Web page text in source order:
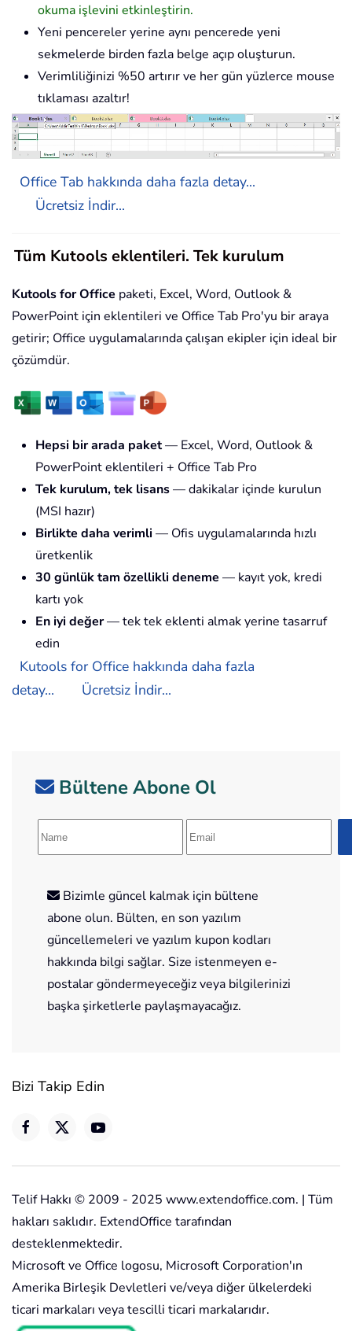
okuma işlevini etkinleştirin.
Yeni pencereler yerine aynı pencerede yeni
sekmelerde birden fazla belge açıp oluşturun.
Verimliliğinizi %50 artırır ve her gün yüzlerce mouse
tıklaması azaltır!
Office Tab hakkında daha fazla detay...
Ücretsiz İndir...
Tüm Kutools eklentileri. Tek kurulum
Kutools for Office paketi, Excel, Word, Outlook &
PowerPoint için eklentileri ve Office Tab Pro'yu bir araya
getirir; Office uygulamalarında çalışan ekipler için ideal bir
çözümdür.
Hepsi bir arada paket— Excel, Word, Outlook &
PowerPoint eklentileri + Office Tab Pro
Tek kurulum, tek lisans— dakikalar içinde kurulun
(MSI hazır)
Birlikte daha verimli — Ofis uygulamalarında hızlı
üretkenlik
30 günlük tam özellikli deneme — kayıt yok, kredi
kartı yok
En iyi değer— tek tek eklenti almak yerine tasarruf
edin
Kutools for Office hakkında daha fazla
detay...
Ücretsiz İndir...
Bültene Abone Ol
Bizimle güncel kalmak için bültene
abone olun. Bülten, en son yazılım
güncellemeleri ve yazılım kupon kodları
hakkında bilgi sağlar. Size istenmeyen e-
postalar göndermeyeceğiz veya bilgilerinizi
başka şirketlerle paylaşmayacağız.
Bizi Takip Edin
Telif Hakkı © 2009 - 2025 www.extendoffice.com. | Tüm
hakları saklıdır. ExtendOffice tarafından
desteklenmektedir.
Microsoft ve Office logosu, Microsoft Corporation'ın
Amerika Birleşik Devletleri ve/veya diğer ülkelerdeki
ticari markaları veya tescilli ticari markalarıdır.